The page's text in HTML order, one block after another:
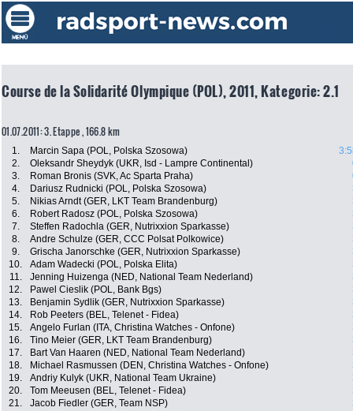
Course de la Solidarité Olympique (POL), 2011, Kategorie: 2.1
01.07.2011: 3. Etappe , 166.8 km
1. Marcin Sapa (POL, Polska Szosowa)
2.
Oleksandr Sheydyk (UKR, Isd - Lampre Continental)
3.
Roman Bronis (SVK, Ac Sparta Praha)
4.
Dariusz Rudnicki (POL, Polska Szosowa)
5.
Nikias Arndt (GER, LKT Team Brandenburg)
6.
Robert Radosz (POL, Polska Szosowa)
7.
Steffen Radochla (GER, Nutrixxion Sparkasse)
8.
Andre Schulze (GER, CCC Polsat Polkowice)
9.
Grischa Janorschke (GER, Nutrixxion Sparkasse)
10.
Adam Wadecki (POL, Polska Elita)
11.
Jenning Huizenga (NED, National Team Nederland)
12.
Pawel Cieslik (POL, Bank Bgs)
13.
Benjamin Sydlik (GER, Nutrixxion Sparkasse)
14.
Rob Peeters (BEL, Telenet - Fidea)
15.
Angelo Furlan (ITA, Christina Watches - Onfone)
16.
Tino Meier (GER, LKT Team Brandenburg)
17.
Bart Van Haaren (NED, National Team Nederland)
18.
Michael Rasmussen (DEN, Christina Watches - Onfone)
19.
Andriy Kulyk (UKR, National Team Ukraine)
20.
Tom Meeusen (BEL, Telenet - Fidea)
21.
Jacob Fiedler (GER, Team NSP)